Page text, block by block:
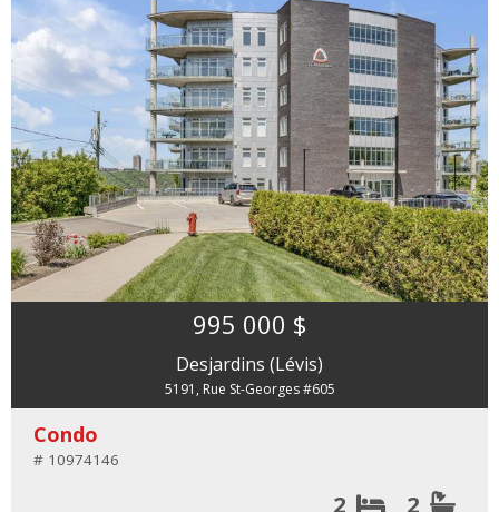
995 000 $
Desjardins (Lévis)
5191, Rue St-Georges #605
Condo
# 10974146
2 2